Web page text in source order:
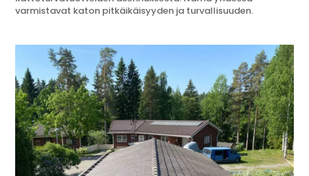
varmistavat katon pitkäikäisyyden ja turvallisuuden.